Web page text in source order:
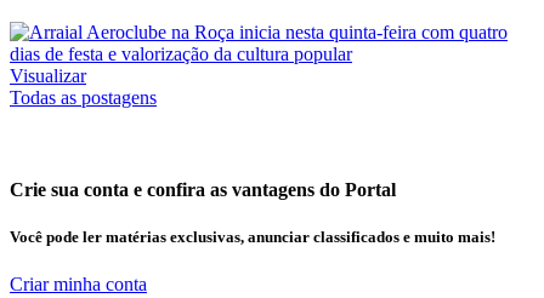
Visualizar
Todas as postagens
Crie sua conta e confira as vantagens do Portal
Você pode ler matérias exclusivas, anunciar classificados e muito mais!
Criar minha conta